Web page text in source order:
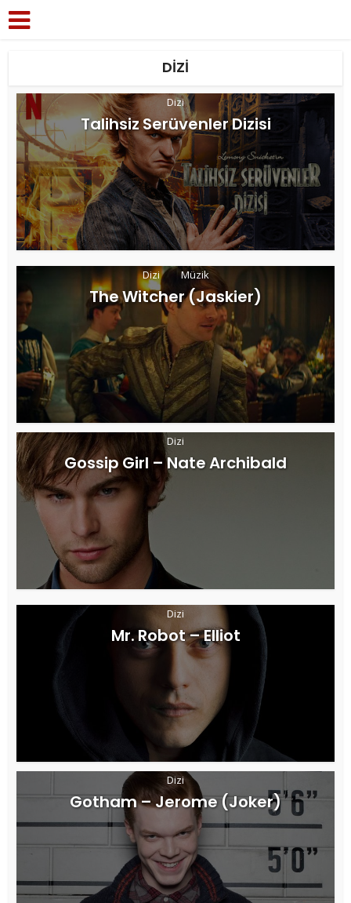
DIZI
Dizi
Talihsiz Serüvenler Dizisi
Dizi Müzik
The Witcher (Jaskier)
Dizi
Gossip Girl – Nate Archibald
Dizi
Mr. Robot – Elliot
Dizi
Gotham – Jerome (Joker)